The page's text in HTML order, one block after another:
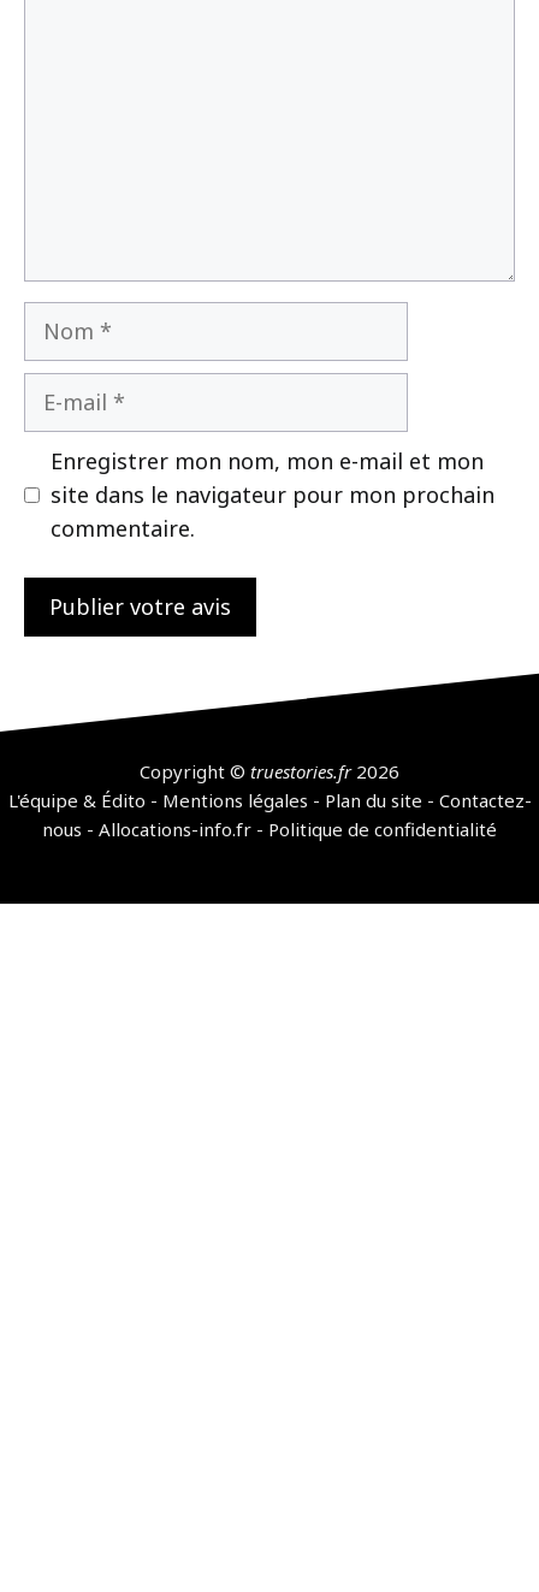
Nom
Enregistrer mon nom, mon e-mail et mon
site dans le navigateur pour mon prochain
commentaire.
Copyright © truestories.fr 2026
L'équipe & Édito - Mentions légales - Plan du site - Contactez-
nous - Allocations-info.fr - Politique de confidentialité